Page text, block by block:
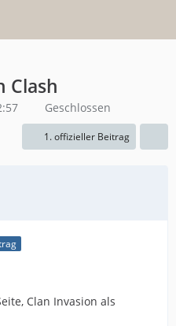
Clash
Geschlossen
1. offizieller Beitrag
Clan Invasion als